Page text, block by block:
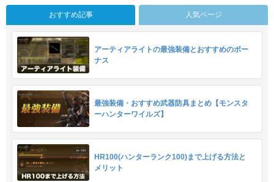
おすすめ記事 人気ページ
アーティアライトの最強装備とおすすめのボー
ナス
最強装備・おすすめ武器防具まとめ【モンスタ
ーハンターワイルズ】
HR100(ハンターランク100)まで上げる方法と
メリット